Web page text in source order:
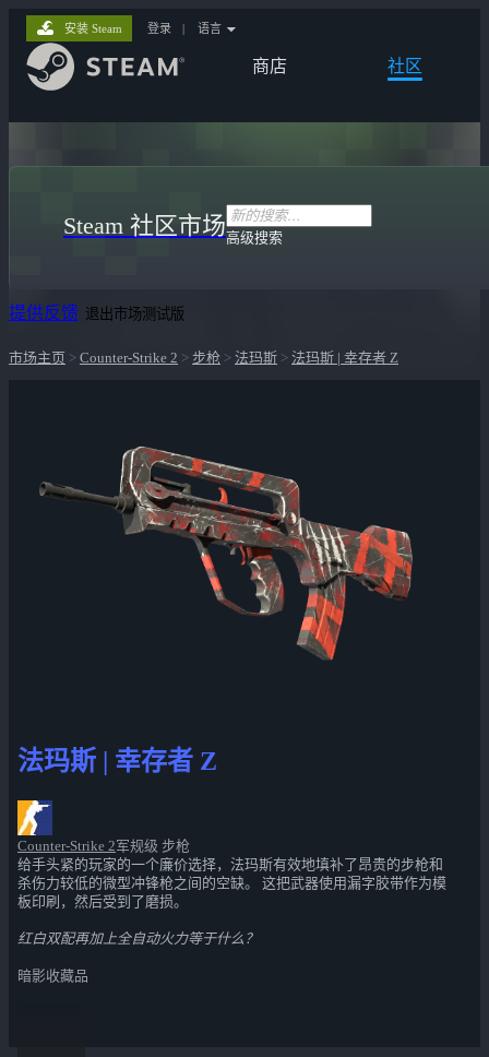
商店 社区
安装 Steam 登录 | 语言
Steam 社区市场高级搜索
提供反馈 退出市场测试版
市场主页 > Counter-Strike 2 > 步枪 > 法玛斯 > 法玛斯 | 幸存者 Z
法玛斯 | 幸存者 Z
Counter-Strike 2军规级 步枪
给手头紧的玩家的一个廉价选择，法玛斯有效地填补了昂贵的步枪和
杀伤力较低的微型冲锋枪之间的空缺。 这把武器使用漏字胶带作为模
板印刷，然后受到了磨损。
红白双配再加上全自动火力等于什么？
暗影收藏品